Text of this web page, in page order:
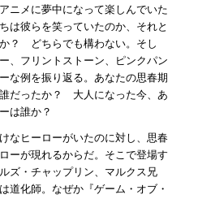
ニメに夢中になって楽しんでいた
は彼らを笑っていたのか、それと
？ どちらでも構わない。そし
、フリントストーン、ピンクパン
な例を振り返る。あなたの思春期
だったか？ 大人になった今、あ
は誰か？
なヒーローがいたのに対し、思春
ーが現れるからだ。そこで登場す
ズ・チャップリン、マルクス兄
道化師。なぜか『ゲーム・オブ・